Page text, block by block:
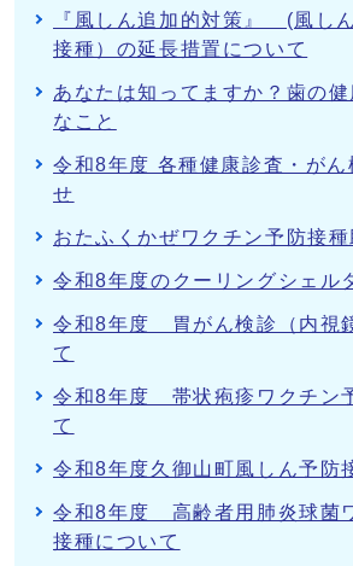
『風しん追加的対策』 (風し
接種）の延長措置について
あなたは知ってますか？歯の
なこと
令和8年度 各種健康診査・がん
せ
おたふくかぜワクチン予防接種
令和8年度のクーリングシェル
令和8年度 胃がん検診（内視
て
令和8年度 帯状疱疹ワクチン
て
令和8年度久御山町風しん予防
令和8年度 高齢者用肺炎球菌
接種について